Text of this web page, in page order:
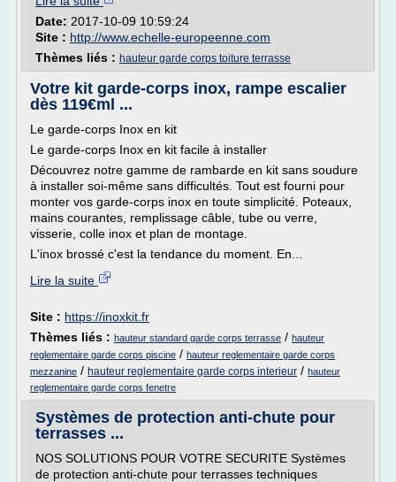
Date: 2017-10-09 10:59:24
Site : http://www.echelle-europeenne.com
Thèmes liés : hauteur garde corps toiture terrasse
Votre kit garde-corps inox, rampe escalier
dès 119€ml ...
Le garde-corps Inox en kit
Le garde-corps Inox en kit facile à installer
Découvrez notre gamme de rambarde en kit sans soudure
à installer soi-même sans difficultés. Tout est fourni pour
monter vos garde-corps inox en toute simplicité. Poteaux,
mains courantes, remplissage câble, tube ou verre,
visserie, colle inox et plan de montage.
L'inox brossé c'est la tendance du moment. En...
Lire la suite
Site : https://inoxkit.fr
Thèmes liés : hauteur standard garde corps terrasse / hauteur
reglementaire garde corps piscine / hauteur reglementaire garde corps
mezzanine / hauteur reglementaire garde corps interieur / hauteur
reglementaire garde corps fenetre
Systèmes de protection anti-chute pour
terrasses ...
NOS SOLUTIONS POUR VOTRE SECURITE Systèmes
de protection anti-chute pour terrasses techniques